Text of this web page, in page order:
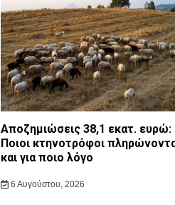
Αποζημιώσεις 38,1 εκατ. ευρώ:
Ποιοι κτηνοτρόφοι
και για ποιο λόγο
6 Αυγούστου, 2026